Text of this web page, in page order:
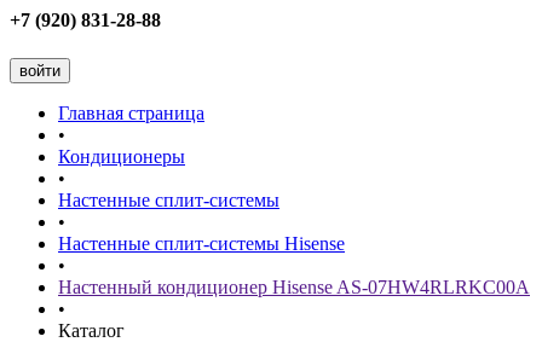
+7 (920) 831-28-88
войти
Главная страница
•
Кондиционеры
•
Настенные сплит-системы
•
Настенные сплит-системы Hisense
•
Настенный кондиционер Hisense AS-07HW4RLRKC00A
•
Каталог